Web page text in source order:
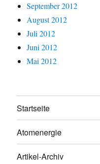
September 2012
August 2012
Juli 2012
Juni 2012
Mai 2012
Startseite
Atomenergie
Artikel-Archiv